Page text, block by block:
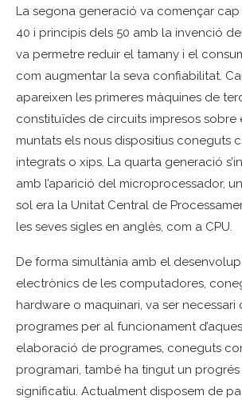
La segona generació va començar cap
40 i principis dels 50 amb la invenció
va permetre reduir el tamany i el
com augmentar la seva confiabilitat.
apareixen les primeres màquines de
constituïdes de circuits impresos sobre
muntats els nous dispositius coneguts
integrats o xips. La quarta generació
amb l’aparició del microprocessador,
sol era la Unitat Central de
les seves sigles en anglès, com a CPU.
De forma simultània amb el
electrònics de les computadores,
hardware o maquinari, va ser
programes per al funcionament
elaboració de programes, coneguts
programari, també ha tingut un
significatiu. Actualment disposem de